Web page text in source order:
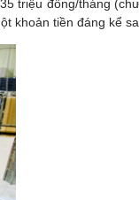
triệu đồng/tháng
khoản tiền đáng kể